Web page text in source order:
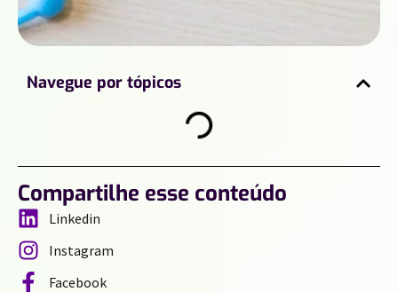
Navegue por tópicos
Compartilhe esse conteúdo
Linkedin
Instagram
Facebook